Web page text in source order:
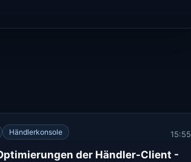
Händlerkonsole 15:55
der Händler-Client -